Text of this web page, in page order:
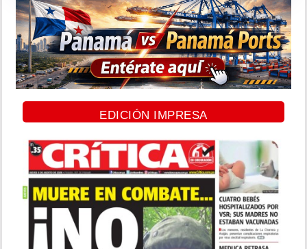
EDICIÓN IMPRESA